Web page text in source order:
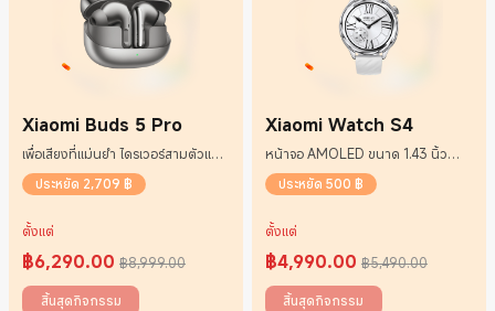
Xiaomi Buds 5 Pro
เพื่อเสียงที่แม่นยำ ไดรเวอร์สามตัวแบบ
แกนร่วม แอมพลิฟายเออร์ค
ประหยัด 2,709 ฿
ตั้งแต่
฿6,290.00
Current Price ฿6290
฿8,999.00
ราคาโปรโมชั่น ฿8,999.00
สิ้นสุดกิจกรรม
Xiaomi Watch S4
หน้าจอ AMOLED ขนาด 1.43 นิ้ว
พร้อมความสว่างที่ยอดเยี่ยม
ประหยัด 500 ฿
ตั้งแต่
฿4,990.00
Current Price ฿4990
฿5,490.00
ราคาโปรโมชั่น ฿5,490.00
สิ้นสุดกิจกรรม